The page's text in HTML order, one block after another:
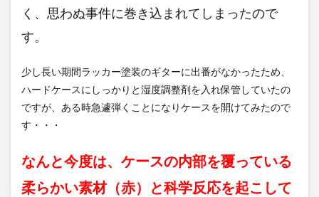
く、思わぬ事件に巻き込まれてしまったので
す。
少し長い期間ラッカー塗装のギターに出番がなかったため、
ハードケースにしっかりと湿度調整剤を入れ保管していたの
ですが、ある時急遽弾くことになりケースを開けてみたので
す・・・
なんと今度は、ケースの内部を覆っている
柔らかい素材（赤）と科学反応を起こして